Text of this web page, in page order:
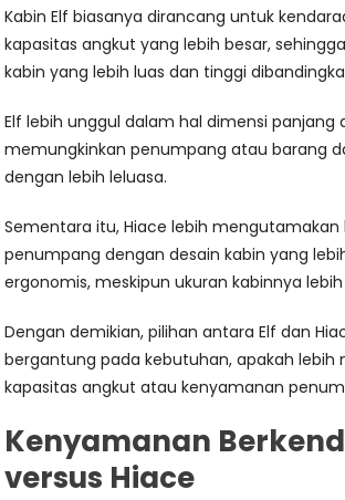
Kabin Elf biasanya dirancang untuk
kapasitas angkut yang lebih besar,
kabin yang lebih luas dan tinggi
Elf lebih unggul dalam hal dimensi panjang
memungkinkan penumpang atau barang
dengan lebih leluasa.
Sementara itu, Hiace lebih
penumpang dengan desain kabin yang
ergonomis, meskipun ukuran kabinnya
Dengan demikian, pilihan antara Elf dan
bergantung pada kebutuhan, apakah lebih
kapasitas angkut atau kenyamanan
Kenyamanan
versus Hiace